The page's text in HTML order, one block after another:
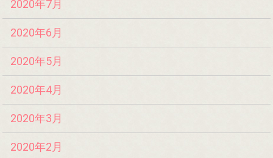
2020年7月
2020年6月
2020年5月
2020年4月
2020年3月
2020年2月